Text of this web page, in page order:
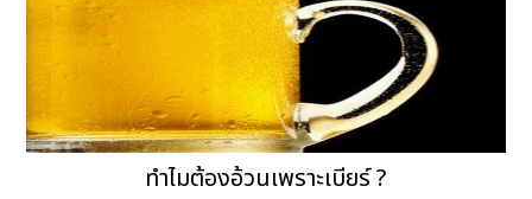
ทำไมต้องอ้วนเพราะเบียร์ ?